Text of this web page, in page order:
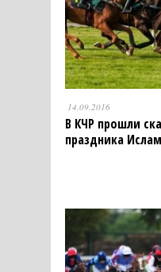
14.09.2016
В КЧР прошли
праздника